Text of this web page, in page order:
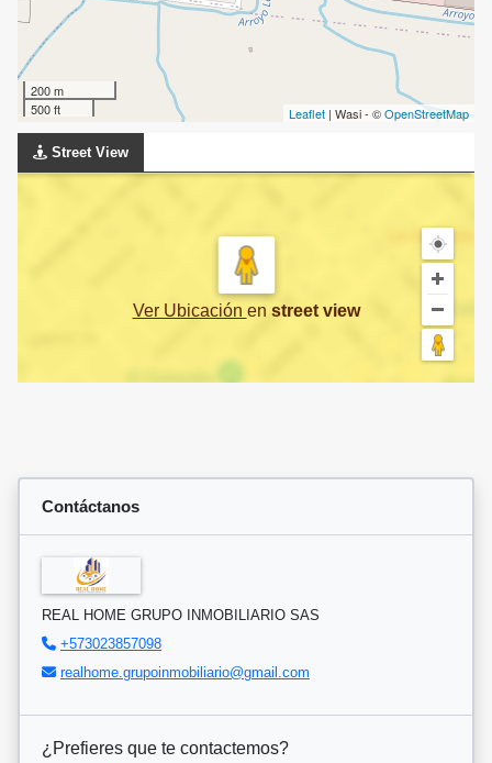
200 m
500 ft
Leaflet | Wasi - ©OpenStreetMap
Street View
Ver Ubicación en street view
Contáctanos
REAL HOME GRUPO INMOBILIARIO SAS
+573023857098
realhome.grupoinmobiliario@gmail.com
¿Prefieres que te contactemos?